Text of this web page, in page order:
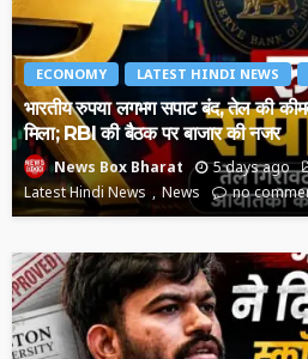
ECONOMY LATEST HINDI NEWS
भारतीय रुपया लगभग सपाट बंद, तेल की
मिला; RBI की बैठक पर बाजार की नजर
News Box Bharat 5 days ago
Latest Hindi News
News no